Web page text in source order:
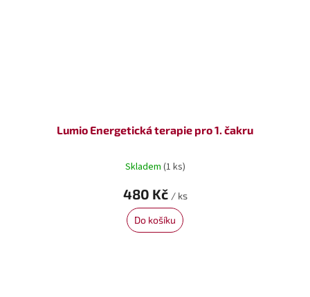
Lumio Energetická terapie pro 1. čakru
Skladem (1 ks)
480 Kč / ks
Do košíku